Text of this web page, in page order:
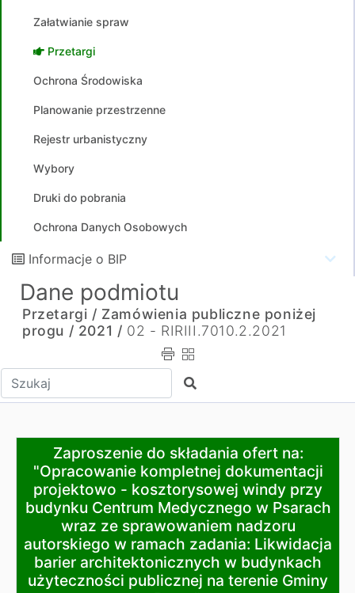
Załatwianie spraw
Przetargi
Ochrona Środowiska
Planowanie przestrzenne
Rejestr urbanistyczny
Wybory
Druki do pobrania
Ochrona Danych Osobowych
Informacje o BIP
Dane podmiotu
Przetargi / Zamówienia publiczne poniżej
progu / 2021 / 02 - RIRIII.7010.2.2021
Wpisz tekst do wyszukania Szukaj
Zaproszenie do składania ofert na: "Opracowanie
Zaproszenie do składania ofert na:
"Opracowanie kompletnej dokumentacji
projektowo - kosztorysowej windy przy
budynku Centrum Medycznego w Psarach
wraz ze sprawowaniem nadzoru
autorskiego w ramach zadania: Likwidacja
barier architektonicznych w budynkach
użyteczności publicznej na terenie Gminy